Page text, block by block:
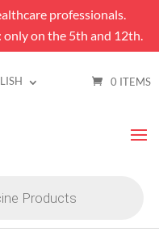
professionals.
on the 5th and 12th.
0 ITEMS